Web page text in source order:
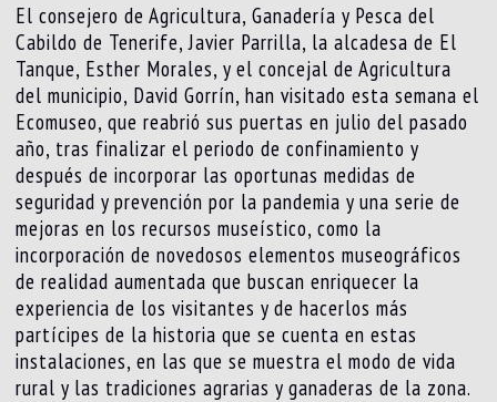
El consejero de Agricultura, Ganadería y Pesca del
Cabildo de Tenerife, Javier Parrilla, la alcadesa de El
Tanque, Esther Morales, y el concejal de Agricultura
del municipio, David Gorrín, han visitado esta semana el
Ecomuseo, que reabrió sus puertas en julio del pasado
año, tras finalizar el periodo de confinamiento y
después de incorporar las oportunas medidas de
seguridad y prevención por la pandemia y una serie de
mejoras en los recursos museístico, como la
incorporación de novedosos elementos museográficos
de realidad aumentada que buscan enriquecer la
experiencia de los visitantes y de hacerlos más
partícipes de la historia que se cuenta en estas
instalaciones, en las que se muestra el modo de vida
rural y las tradiciones agrarias y ganaderas de la zona.